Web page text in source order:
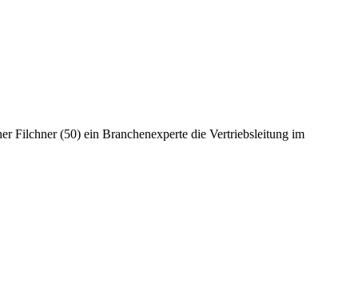
Filchner (50) ein Branchenexperte die Vertriebsleitung im